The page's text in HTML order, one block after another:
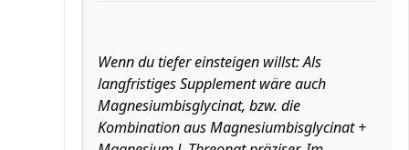
Wenn du tiefer einsteigen willst: Als
langfristiges Supplement wäre auch
Magnesiumbisglycinat, bzw. die
Kombination aus Magnesiumbisglycinat +